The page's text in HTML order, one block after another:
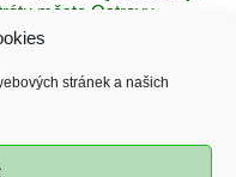
stránek a našich
města Ostravy.